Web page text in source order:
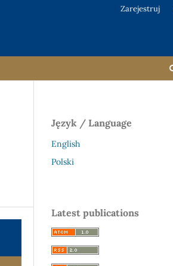
Zarejestruj
Język / Language
English
Polski
Latest publications